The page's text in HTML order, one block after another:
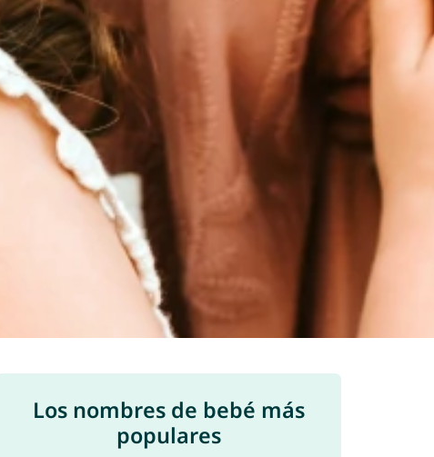
Los nombres de bebé más
populares